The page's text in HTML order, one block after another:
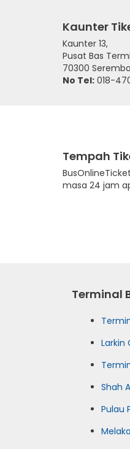
Kaunter
Kaunter 13,
Pusat Bas
70300
No Tel: 018-
Tempah
masa 24 jam
Terminal
Larkin
Shah
Pulau